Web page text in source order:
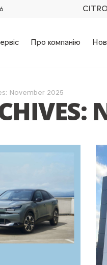
Про компанію
November 2025